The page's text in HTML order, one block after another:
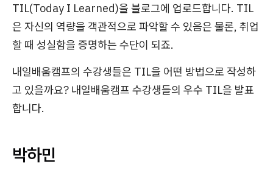
TIL(Today I Learned)을 블로그에 업로드합니다. TIL
은 자신의 역량을 객관적으로 파악할 수 있음은 물론, 취업
할 때 성실함을 증명하는 수단이 되죠.
내일배움캠프의 수강생들은 TIL을 어떤 방법으로 작성하
고 있을까요? 내일배움캠프 수강생들의 우수 TIL을 발표
합니다.
박하민